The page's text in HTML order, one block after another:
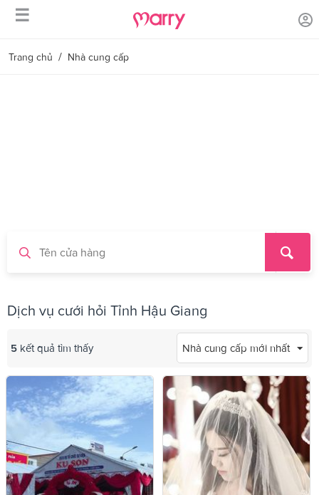
☰
Trang chủ / Nhà cung cấp
Dịch vụ cưới hỏi Tỉnh Hậu Giang
Nhà cung cấp mới nhất
5 kết quả tìm thấy